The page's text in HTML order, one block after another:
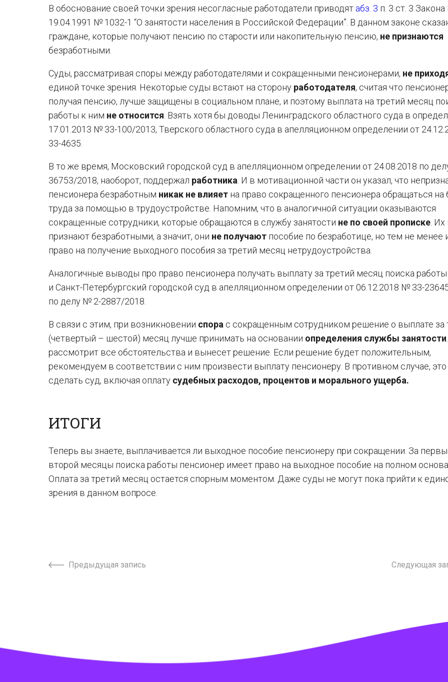
В обоснование своей точки зрения несогласные работодатели приводят абз. 3 п. 3 ст. 3
19.04.1991 № 1032-1 “О занятости населения в Российской Федерации”. В данном законе
граждане, которые получают пенсию по старости или накопительную пенсию, не признаются
безработными.
Суды, рассматривая споры между работодателями и сокращенными пенсионерами, не
единой точке зрения. Некоторые суды встают на сторону работодателя, считая что
получая пенсию, лучше защищены в социальном плане, и поэтому выплата на третий месяц
работы к ним не относится . Взять хотя бы доводы Ленинградского областного суда в
17.01.2013 № 33-100/2013, Тверского областного суда в апелляционном определении от
33-4635.
В то же время, Московский городской суд в апелляционном определении от 24.08.2018 по
36753/2018, наоборот, поддержал работника . И в мотивационной части он указал, что
пенсионера безработным никак не влияет на право сокращенного пенсионера обращаться на
труда за помощью в трудоустройстве. Напомним, что в аналогичной ситуации оказываются
сокращенные сотрудники, которые обращаются в службу занятости не по своей прописке .
признают безработными, а значит, они не получают пособие по безработице, но тем не
право на получение выходного пособия за третий месяц нетрудоустройства.
Аналогичные выводы про право пенсионера получать выплату за третий месяц поиска
и Санкт-Петербургский городской суд в апелляционном определении от 06.12.2018 № 33-
по делу № 2-2887/2018.
В связи с этим, при возникновении спора с сокращенным сотрудником решение о выплате за
(четвертый – шестой) месяц лучше принимать на основании определения службы занятости
рассмотрит все обстоятельства и вынесет решение. Если решение будет положительным,
рекомендуем в соответствии с ним произвести выплату пенсионеру. В противном случае, это
сделать суд, включая оплату судебных расходов, процентов и морального ущерба.
ИТОГИ
Теперь вы знаете, выплачивается ли выходное пособие пенсионеру при сокращении. За
второй месяцы поиска работы пенсионер имеет право на выходное пособие на полном
Оплата за третий месяц остается спорным моментом. Даже суды не могут пока прийти к
зрения в данном вопросе.
Предыдущая запись Следующая